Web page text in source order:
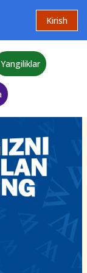
Kirish
Yangiliklar